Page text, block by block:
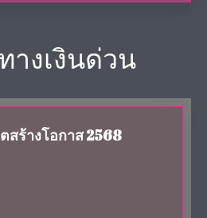
างเงินด่วน
สร้างโอกาส 2568